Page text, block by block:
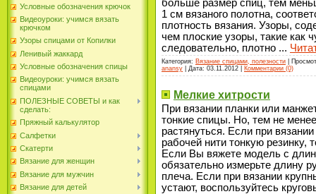
Условные обозначения крючок
Видеоуроки: учимся вязать
крючком
Узоры спицами от Копилки
Ленивый жаккард
Условные обозначения спицы
Видеоуроки: учимся вязать
спицами
ПОЛЕЗНЫЕ СОВЕТЫ и как
сделать:
Пряжный калькулятор
Салфетки
Скатерти
Вязание для женщин
Вязание для мужчин
Вязание для детей
больше размер спиц, тем
1 см вязаного полотна,
плотность вязания. Узоры,
чем плоские узоры, такие как
следовательно, плотно ...
Категория: Вязание спицами, полезности |
anansy | Дата: 03.11.2012 Комментарии (0)
Мелкие хитрости
При вязании планки или
тонкие спицы. Но, тем не
растянуться. Если при
рабочей нити тонкую резинку,
Если Вы вяжете модель с
обязательно измерьте длину
плеча. Если при вязании
устают, воспользуйтесь